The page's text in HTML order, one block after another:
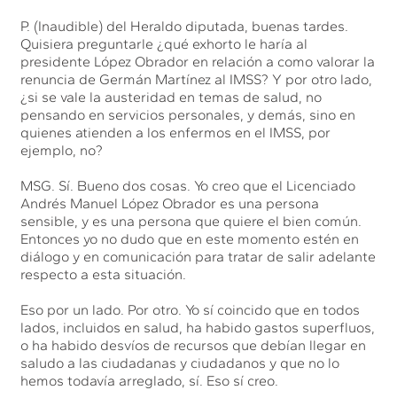
P. (Inaudible) del Heraldo diputada, buenas tardes.
Quisiera preguntarle ¿qué exhorto le haría al
presidente López Obrador en relación a como valorar la
renuncia de Germán Martínez al IMSS? Y por otro lado,
¿si se vale la austeridad en temas de salud, no
pensando en servicios personales, y demás, sino en
quienes atienden a los enfermos en el IMSS, por
ejemplo, no?
MSG. Sí. Bueno dos cosas. Yo creo que el Licenciado
Andrés Manuel López Obrador es una persona
sensible, y es una persona que quiere el bien común.
Entonces yo no dudo que en este momento estén en
diálogo y en comunicación para tratar de salir adelante
respecto a esta situación.
Eso por un lado. Por otro. Yo sí coincido que en todos
lados, incluidos en salud, ha habido gastos superfluos,
o ha habido desvíos de recursos que debían llegar en
saludo a las ciudadanas y ciudadanos y que no lo
hemos todavía arreglado, sí. Eso sí creo.